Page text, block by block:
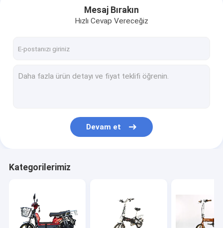
Mesaj Bırakın
Hızlı Cevap Vereceğiz
Devam et
Kategorilerimiz